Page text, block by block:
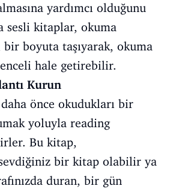
yardımcı olduğunu
sesli kitaplar, okuma
boyuta taşıyarak, okuma
hale getirebilir.
Kurun
önce okudukları bir
yoluyla reading
Bu kitap,
bir kitap olabilir ya
duran, bir gün